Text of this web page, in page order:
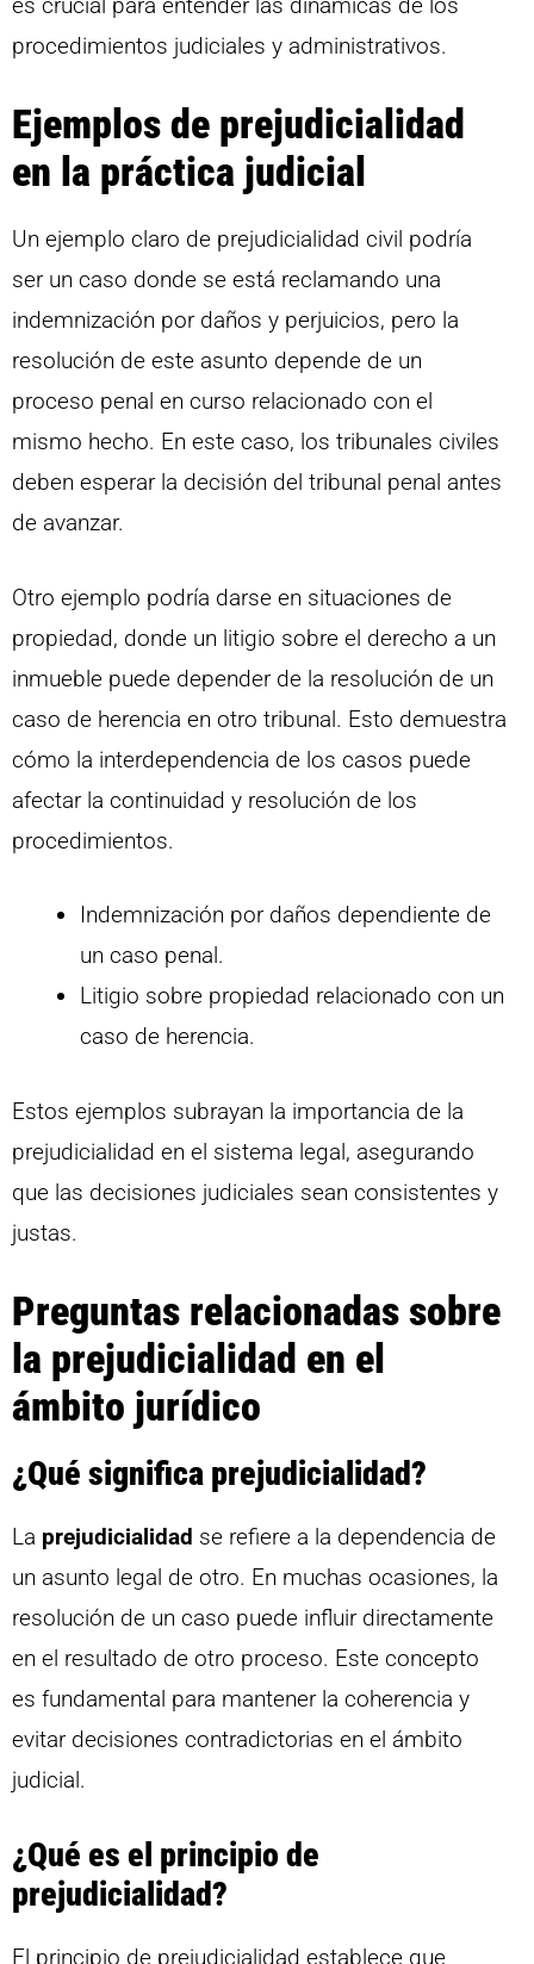
procedimientos judiciales y administrativos.
Ejemplos de prejudicialidad
en la práctica judicial
Un ejemplo claro de prejudicialidad civil podría
ser un caso donde se está reclamando una
indemnización por daños y perjuicios, pero la
resolución de este asunto depende de un
proceso penal en curso relacionado con el
mismo hecho. En este caso, los tribunales civiles
deben esperar la decisión del tribunal penal antes
de avanzar.
Otro ejemplo podría darse en situaciones de
propiedad, donde un litigio sobre el derecho a un
inmueble puede depender de la resolución de un
caso de herencia en otro tribunal. Esto demuestra
cómo la interdependencia de los casos puede
afectar la continuidad y resolución de los
procedimientos.
Indemnización por daños dependiente de
un caso penal.
Litigio sobre propiedad relacionado con un
caso de herencia.
Estos ejemplos subrayan la importancia de la
prejudicialidad en el sistema legal, asegurando
que las decisiones judiciales sean consistentes y
justas.
Preguntas relacionadas sobre
la prejudicialidad en el
ámbito jurídico
¿Qué significa prejudicialidad?
La prejudicialidad se refiere a la dependencia de
un asunto legal de otro. En muchas ocasiones, la
resolución de un caso puede influir directamente
en el resultado de otro proceso. Este concepto
es fundamental para mantener la coherencia y
evitar decisiones contradictorias en el ámbito
judicial.
¿Qué es el principio de
prejudicialidad?
El principio de prejudicialidad establece que